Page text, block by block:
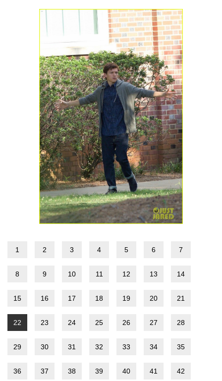
1 2 3 4 5 6 7
8 9 10 11 12 13 14
15 16 17 18 19 20 21
22 23 24 25 26 27 28
29 30 31 32 33 34 35
36 37 38 39 40 41 42